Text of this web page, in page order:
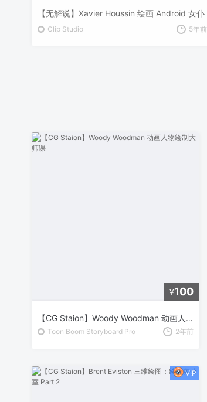
【无解说】Xavier Houssin 绘画 Android 女仆
Clip Studio 5年前
¥100
【CG Staion】Woody Woodman 动画人物绘制大师课
Toon Boom Storyboard Pro 2年前